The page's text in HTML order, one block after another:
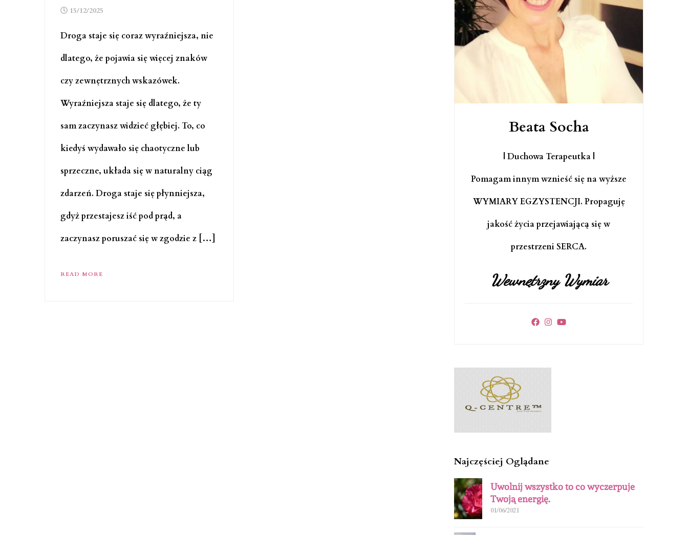
15/12/2025
Droga staje się coraz wyraźniejsza, nie
dlatego, że pojawia się więcej znaków
czy zewnętrznych wskazówek.
Wyraźniejsza staje się dlatego, że ty
sam zaczynasz widzieć głębiej. To, co
kiedyś wydawało się chaotyczne lub
sprzeczne, układa się w naturalny ciąg
zdarzeń. Droga staje się płynniejsza,
gdyż przestajesz iść pod prąd, a
zaczynasz poruszać się w zgodzie z […]
READ MORE
Beata Socha
| Duchowa Terapeutka |
Pomagam innym wznieść się na wyższe
WYMIARY EGZYSTENCJI. Propaguję
jakość życia przejawiającą się w
przestrzeni SERCA.
Wewnętrzny Wymiar
Najczęściej Oglądane
Uwolnij wszystko to co wyczerpuje
Twoją energię.
01/06/2021